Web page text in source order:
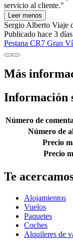
servicio al cliente."
Leer menos
Sergio Alberto Viaje
Publicado hace 3 días
Pestana CR7 Gran
Más
Información
Número de
Número de
Precio
Precio
Te
Alojamientos
Vuelos
Paquetes
Coches
Alquileres de